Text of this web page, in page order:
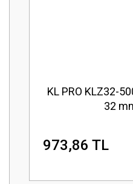
KL PRO KLZ32-
32
973,86 TL